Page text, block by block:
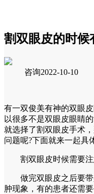
割双眼皮的时候
咨询2022-10-10
有一双俊美有神的双眼
以很多不是双眼皮眼睛
就选择了割双眼皮手术
问题呢?下面就来一起具
割双眼皮时候需要注
做完双眼皮之后要带
肿现象，有的患者还需